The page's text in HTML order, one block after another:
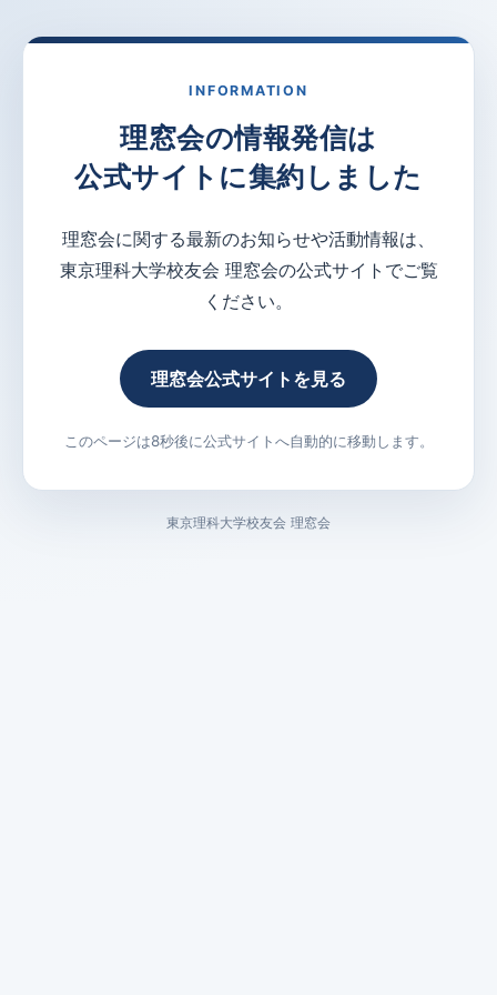
INFORMATION
理窓会の情報発信は
公式サイトに集約しました
理窓会に関する最新のお知らせや活動情報は、
東京理科大学校友会 理窓会の公式サイトでご覧
ください。
理窓会公式サイトを見る
このページは8秒後に公式サイトへ自動的に移動します。
東京理科大学校友会 理窓会